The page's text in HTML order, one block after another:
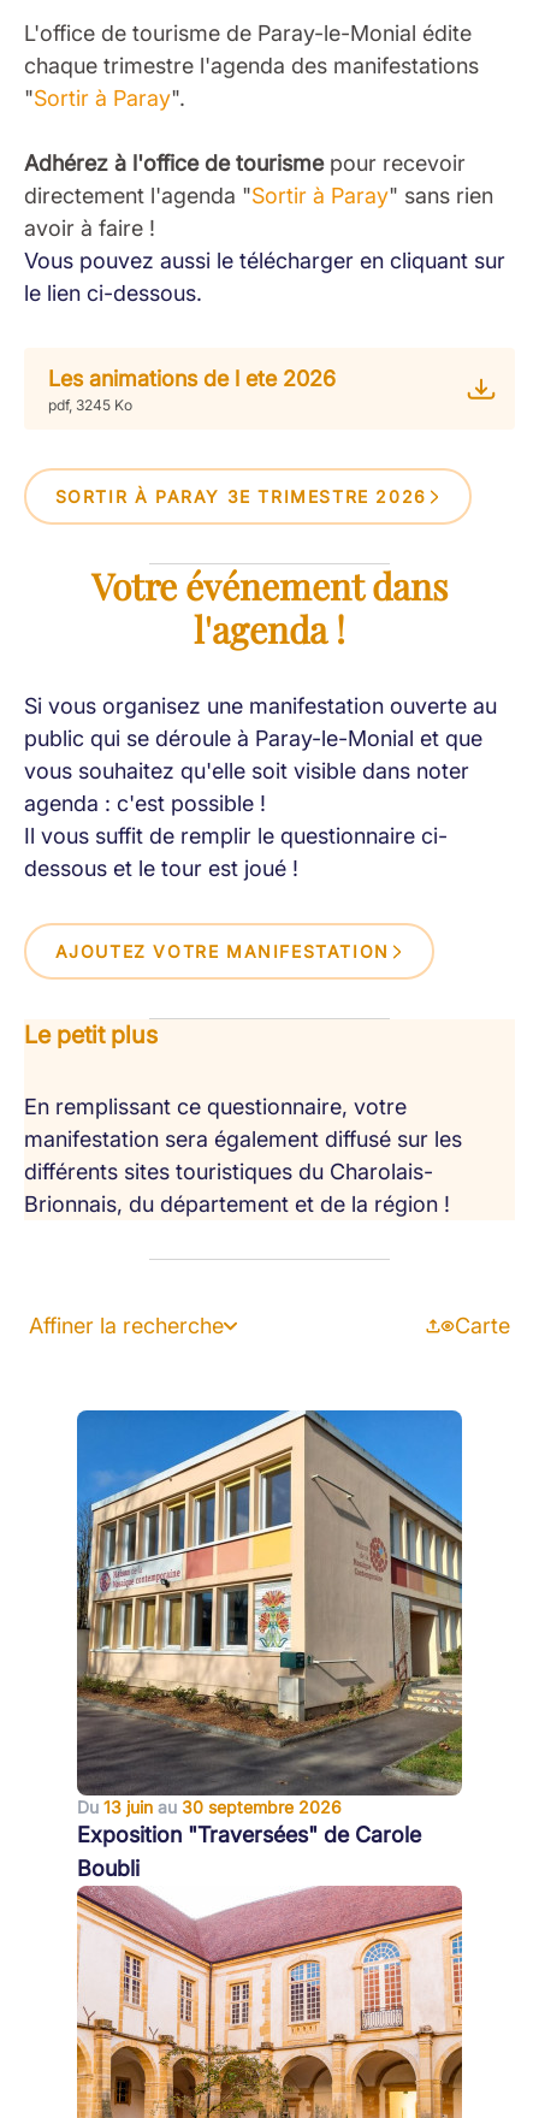
L'office de tourisme de Paray-le-Monial édite
chaque trimestre l'agenda des manifestations
"Sortir à Paray".
Adhérez à l'office de tourismepour recevoir
directement l'agenda "Sortir à Paray" sans rien
avoir à faire !
Vous pouvez aussi le télécharger en cliquant sur
le lien ci-dessous.
Les animations de l ete 2026
pdf, 3245 Ko
SORTIR À PARAY 3E TRIMESTRE 2026
Votre événement dans
l'agenda !
Si vous organisez une manifestation ouverte au
public qui se déroule à Paray-le-Monial et que
vous souhaitez qu'elle soit visible dans noter
agenda : c'est possible !
Il vous suffit de remplir le questionnaire ci-
dessous et le tour est joué !
AJOUTEZ VOTRE MANIFESTATION
Le petit plus
En remplissant ce questionnaire, votre
manifestation sera également diffusé sur les
différents sites touristiques du Charolais-
Brionnais, du département et de la région !
Affiner la recherche Carte
Du 13 juin au 30 septembre 2026
Exposition "Traversées" de Carole
Boubli